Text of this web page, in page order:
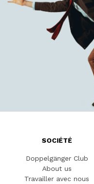
SOCIÉTÉ
Doppelgänger Club
About us
Travailler avec nous